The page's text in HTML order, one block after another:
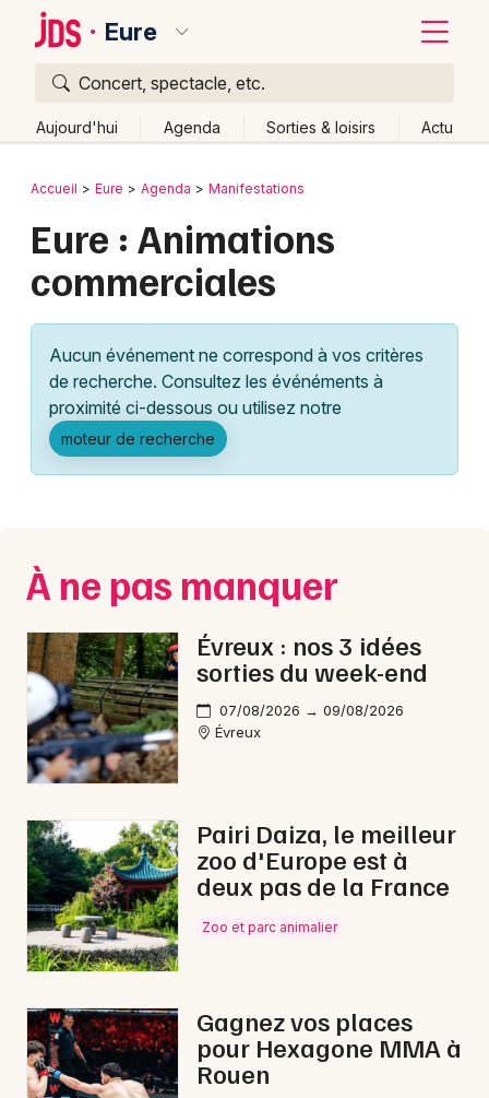
Eure
Concert, spectacle, etc.
Aujourd'hui Agenda Sorties & loisirs Actu
Publier un événement
Grands événements
Activité & Expérience
Manifestations
Foires & salons
Concerts
Sports
Soirées
Sorties famille
Sorties & loisirs
Animations commerciales en Haute-Normandie
Animations commerciales en Normandie
Newsletter des sorties
Bordeaux
Colmar
Lille
Lyon
Marseille
Mulhouse
Nice
Paris
Strasbourg
Toulouse
Toutes les villes
Retour
Accueil Eure Agenda Manifestations
Eure : Animations
commerciales
Aucun événement ne correspond à vos critères
de recherche. Consultez les événéments à
proximité ci-dessous ou utilisez notre
moteur de recherche
À ne pas manquer
Évreux : nos 3 idées
sorties du week-end
07/08/2026 → 09/08/2026
Évreux
Pairi Daiza, le meilleur
zoo d'Europe est à
deux pas de la France
Zoo et parc animalier
Gagnez vos places
pour Hexagone MMA à
Rouen
Quoi ?
Où ?
Changer de lieu
Quand ?
Aujourd'hui
Demain Ce week-end Autre